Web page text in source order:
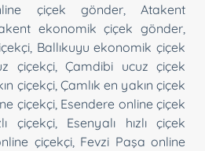
çiçek gönder,Atakent
ekonomik çiçek gönder
Ballıkuyu ekonomik çiçek
çiçekçi, Çamdibi ucuz çiçek
çiçekçi, Çamlık en yakın çiçek
çiçekçi, Esendere online çiçek
çiçekçi, Esenyalı hızlı çiçek
çiçekçi, Fevzi Paşa online